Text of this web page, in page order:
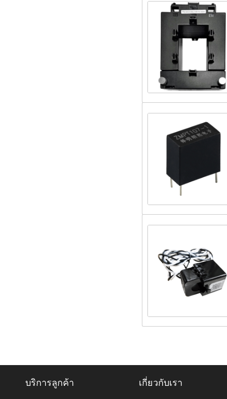
บริการลูกค้า เกี่ยวกับเรา